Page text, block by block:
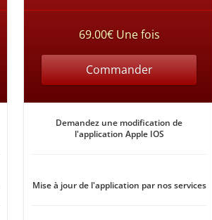
69.00€ Une fois
Commander
Demandez une modification de
l'application Apple IOS
Mise à jour de l'application par nos services